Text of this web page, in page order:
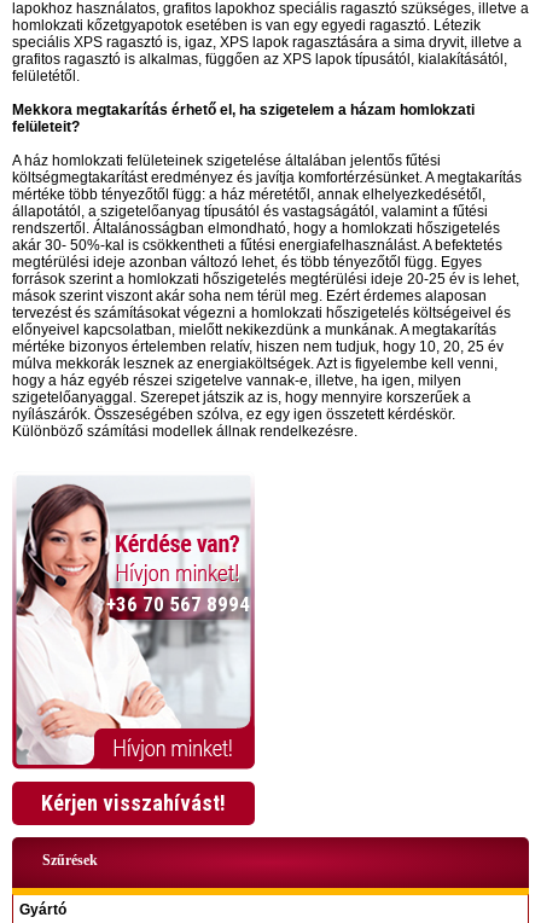
lapokhoz használatos, grafitos lapokhoz speciális ragasztó szükséges, illetve a
homlokzati kőzetgyapotok esetében is van egy egyedi ragasztó. Létezik
speciális XPS ragasztó is, igaz, XPS lapok ragasztására a sima dryvit, illetve a
grafitos ragasztó is alkalmas, függően az XPS lapok típusától, kialakításától,
felületétől.
Mekkora megtakarítás érhető el, ha szigetelem a házam homlokzati
felületeit?
A ház homlokzati felületeinek szigetelése általában jelentős fűtési
költségmegtakarítást eredményez és javítja komfortérzésünket. A megtakarítás
mértéke több tényezőtől függ: a ház méretétől, annak elhelyezkedésétől,
állapotától, a szigetelőanyag típusától és vastagságától, valamint a fűtési
rendszertől. Általánosságban elmondható, hogy a homlokzati hőszigetelés
akár 30- 50%-kal is csökkentheti a fűtési energiafelhasználást. A befektetés
megtérülési ideje azonban változó lehet, és több tényezőtől függ. Egyes
források szerint a homlokzati hőszigetelés megtérülési ideje 20-25 év is lehet,
mások szerint viszont akár soha nem térül meg. Ezért érdemes alaposan
tervezést és számításokat végezni a homlokzati hőszigetelés költségeivel és
előnyeivel kapcsolatban, mielőtt nekikezdünk a munkának. A megtakarítás
mértéke bizonyos értelemben relatív, hiszen nem tudjuk, hogy 10, 20, 25 év
múlva mekkorák lesznek az energiaköltségek. Azt is figyelembe kell venni,
hogy a ház egyéb részei szigetelve vannak-e, illetve, ha igen, milyen
szigetelőanyaggal. Szerepet játszik az is, hogy mennyire korszerűek a
nyílászárók. Összeségében szólva, ez egy igen összetett kérdéskör.
Különböző számítási modellek állnak rendelkezésre.
+36 70 567 8994
Kérjen visszahívást!
Szűrések
Gyártó